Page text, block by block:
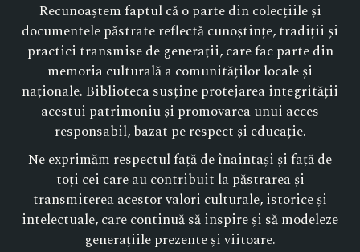
Recunoaștem faptul că o parte din colecțiile și
documentele păstrate reflectă cunoștințe, tradiții și
practici transmise de generații, care fac parte din
memoria culturală a comunităților locale și
naționale. Biblioteca susține protejarea integrității
acestui patrimoniu și promovarea unui acces
responsabil, bazat pe respect și educație.
Ne exprimăm respectul față de înaintași și față de
toți cei care au contribuit la păstrarea și
transmiterea acestor valori culturale, istorice și
intelectuale, care continuă să inspire și să modeleze
generațiile prezente și viitoare.